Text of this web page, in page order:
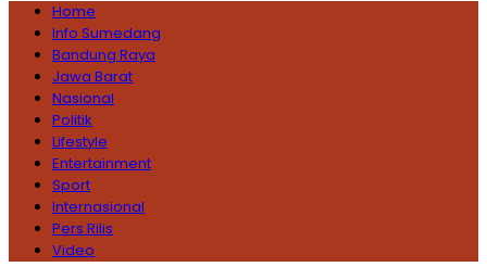
Home
Info Sumedang
Bandung Raya
Jawa Barat
Nasional
Politik
Lifestyle
Entertainment
Sport
Internasional
Pers Rilis
Video